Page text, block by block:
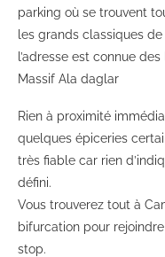
parking où se trouvent
les grands classiques
l’adresse est connue des
Massif Ala daglar
Rien à proximité
quelques épiceries
très fiable car rien
défini.
Vous trouverez tout à
bifurcation pour
stop.